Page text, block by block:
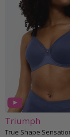
Triumph